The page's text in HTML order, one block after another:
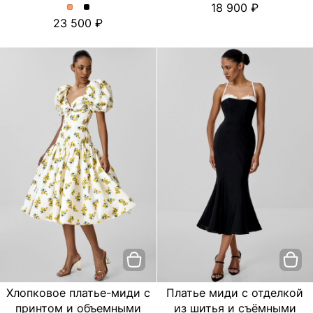
Платье
миди
отделкой
из
шитья
и
съёмными
бретелями.
Цвет
Персиковый
Платье
миди
отделкой
из
шитья
и
съёмными
бретелями.
Цвет
Черный
23 500
платье
принтом.
Цвет
пудровый
платье
принтом.
Цвет
Черный
18 900
Хлопковое платье-миди с
принтом и объемными
Платье миди с отделкой
из шитья и съёмными